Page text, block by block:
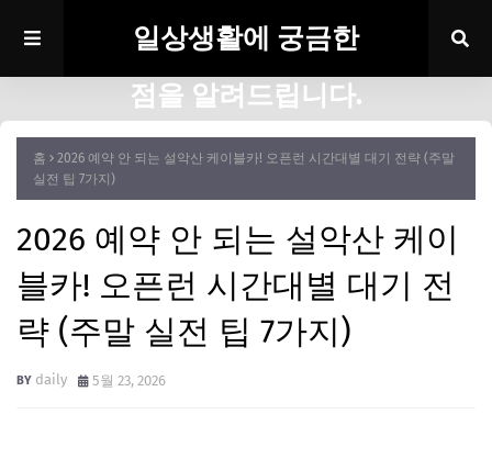
일상생활에 궁금한
점을 알려드립니다.
홈
2026 예약 안 되는 설악산 케이블카! 오픈런 시간대별 대기 전략 (주말
실전 팁 7가지)
2026 예약 안 되는 설악산 케이
블카! 오픈런 시간대별 대기 전
략 (주말 실전 팁 7가지)
daily 5월 23, 2026